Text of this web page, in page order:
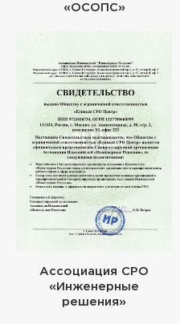
«ОСОПС»
Ассоциация СРО
«Инженерные
решения»